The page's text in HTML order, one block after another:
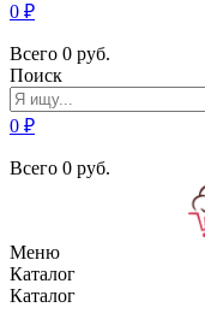
0 ₽
Всего 0 руб.
Поиск
0 ₽
Всего 0 руб.
Меню
Каталог
Каталог